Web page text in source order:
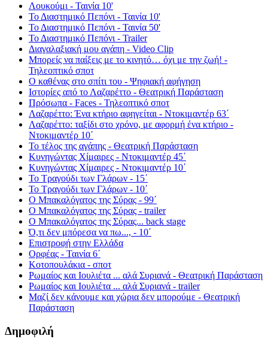
Λουκούμι - Ταινία 10'
Το Διαστημικό Πεπόνι - Ταινία 10'
Το Διαστημικό Πεπόνι - Ταινία 50'
Το Διαστημικό Πεπόνι - Trailer
Διαγαλαξιακή μου αγάπη - Video Clip
Μπορείς να παίξεις με το κινητό… όχι με την ζωή! -
Τηλεοπτικό σποτ
Ο καθένας στο σπίτι του - Ψηφιακή αφήγηση
Ιστορίες από το Λαζαρέττο - Θεατρική Παράσταση
Πρόσωπα - Faces - Τηλεοπτικό σποτ
Λαζαρέττο: Ένα κτήριο αφηγείται - Ντοκιμαντέρ 63΄
Λαζαρέττο: ταξίδι στο χρόνο, με αφορμή ένα κτήριο -
Ντοκιμαντέρ 10΄
Το τέλος της αγάπης - Θεατρική Παράσταση
Κυνηγώντας Χίμαιρες - Ντοκιμαντέρ 45΄
Κυνηγώντας Χίμαιρες - Ντοκιμαντέρ 10΄
Το Τραγούδι των Γλάρων - 15΄
Το Τραγούδι των Γλάρων - 10΄
Ο Μπακαλόγατος της Σύρας - 99΄
Ο Μπακαλόγατος της Σύρας - trailer
Ο Μπακαλόγατος της Σύρας... back stage
Ό,τι δεν μπόρεσα να πω..., - 10΄
Επιστροφή στην Ελλάδα
Ορφέας - Ταινία 6΄
Κοτοπουλάκια - σποτ
Ρωμαίος και Ιουλιέτα ... αλά Συριανά - Θεατρική Παράσταση
Ρωμαίος και Ιουλιέτα ... αλά Συριανά - trailer
Μαζί δεν κάνουμε και χώρια δεν μπορούμε - Θεατρική
Παράσταση
Δημοφιλή